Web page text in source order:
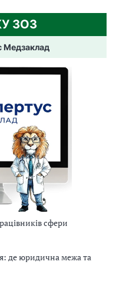
ЗОЗ
Медзаклад
сфери
де юридична межа та